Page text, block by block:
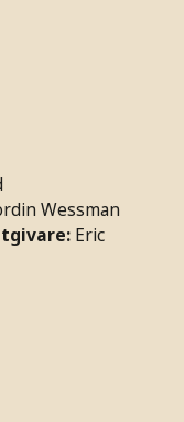
Wessman
Eric